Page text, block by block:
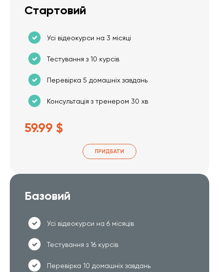
Стартовий
Усі відеокурси на 3 місяці
Тестування з 10 курсів
Перевірка 5 домашніх завдань
Консультація з тренером 30 хв
59.99 $
ПРИДБАТИ
Базовий
Усі відеокурси на 6 місяців
Тестування з 16 курсів
Перевірка 10 домашніх завдань